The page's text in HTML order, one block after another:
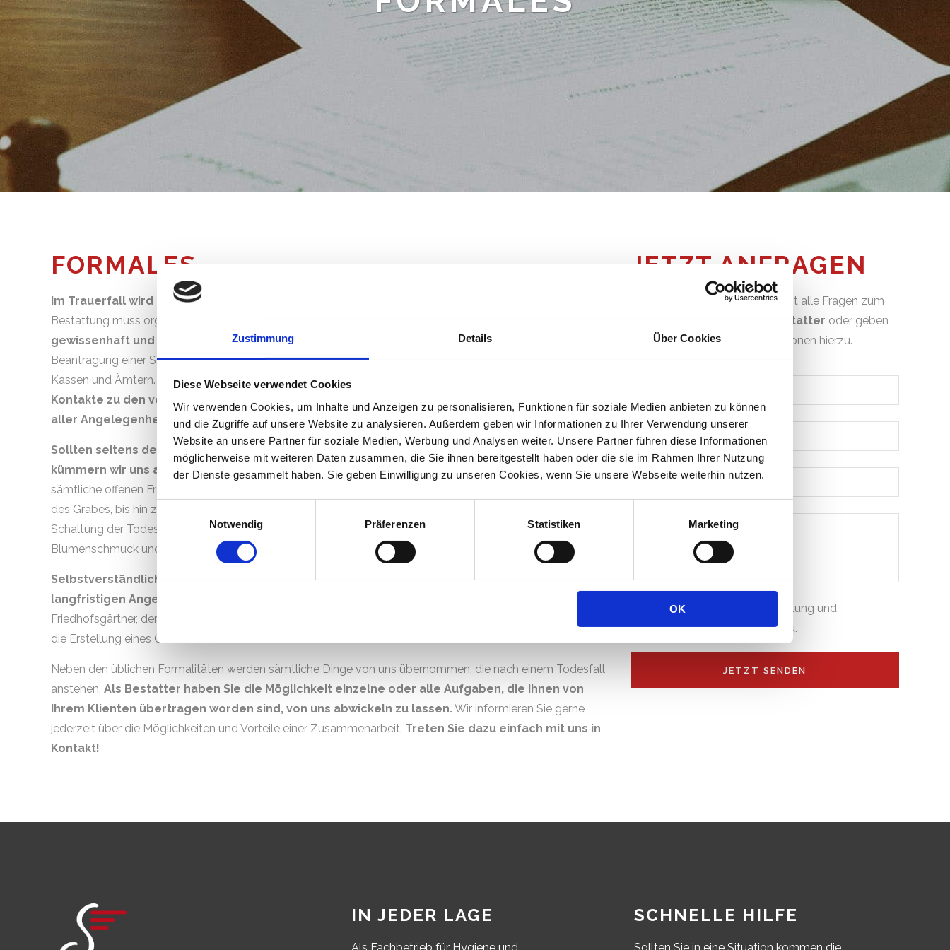
Zustimmung Details Über Cookies
Diese Webseite verwendet Cookies
Wir verwenden Cookies, um Inhalte und Anzeigen zu personalisieren, Funktionen für soziale Medien anbieten zu können
und die Zugriffe auf unsere Website zu analysieren. Außerdem geben wir Informationen zu Ihrer Verwendung unserer
Website an unsere Partner für soziale Medien, Werbung und Analysen weiter. Unsere Partner führen diese Informationen
möglicherweise mit weiteren Daten zusammen, die Sie ihnen bereitgestellt haben oder die sie im Rahmen Ihrer Nutzung
der Dienste gesammelt haben. Sie geben Einwilligung zu unseren Cookies, wenn Sie unsere Webseite weiterhin nutzen.
Notwendig
Präferenzen Statistiken Marketing
OK
FORMALES
Im Trauerfall wird eine Vielzahl von Formalitäten fällig.
Bestattung muss organisiert werden.Alle anfallenden Formalitäten werden auf Wunsch
gewissenhaft und vollumfänglich von uns übernommen.
Dazu gehören üblicherweise: die
Beantragung einer Sterbeurkunde, das Kündigen von Verträgen, sowie die Abmeldung von Versicherern,
Kassen und Ämtern.
Als langjähriger Profi im Bestattungsgewerbe verfügen wir über beste
Kontakte zu den verschiedensten Stellen und Institutionen
Einer zuverlässigen Abwicklung
aller Angelegenheiten, für Sie und in Ihrem Namen, dürfen Sie sich somit stets gewiss sein.
Sollten seitens der Hinterbliebenen noch Fragen offen oder wichtige Dinge unklar sein,
kümmern wir uns auf Wunsch auch hier um Klärung beziehungsweise Abwicklung.Hierzu zählen
sämtliche offenen Fragen und damit verbundene Aufgaben. Von der Wahl einer Bestattungsform, der Art
des Grabes, bis hin zur Absprache mit Geistlichen oder Trauerrednern, samt Terminfindung. Auch die
Schaltung der Todesanzeige, Erstellung und Versand von Trauerkarten sowie Beschaffung von
Blumenschmuck und musikalischer Begleitung gehört zu unserem Repertoire.
Selbstverständlich regeln wir nicht nur akute Bedürfnisse, sondern widmen uns auch mittel- bis
langfristigen Angelegenheiten
Friedhofsgärtner, der Haushaltsauflösung des Verstorbenen oder die Beauftragung eines Steinmetzes für
die Erstellung eines Grabmals.
Neben den üblichen Formalitäten werden sämtliche Dinge von uns übernommen, die nach einem Todesfall
anstehen. Als Bestatter haben Sie die Möglichkeit einzelne oder alle Aufgaben, die Ihnen von
Ihrem Klienten übertragen worden sind, von uns abwickeln zu lassen. Wir informieren Sie gerne
jederzeit über die Möglichkeiten und Vorteile einer Zusammenarbeit. Treten Sie dazu einfach mit uns in
Kontakt!
JETZT ANFRAGEN
Wir beantworten gerne jederzeit alle Fragen zum
ThemaFormalitäten für Bestatter oder geben
Ihnen weiterführende Informationen hierzu.
Ich stimme der Übermittelung und
Speicherung meiner Daten zu.
IN JEDER LAGE SCHNELLE HILFE